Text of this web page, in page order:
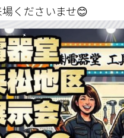
くださいませ😊